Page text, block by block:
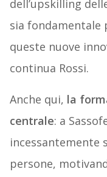
dell’upskilling
sia fondamentale
queste nuove
continua Rossi.
Anche qui, la
centrale: a
incessantemente
persone,